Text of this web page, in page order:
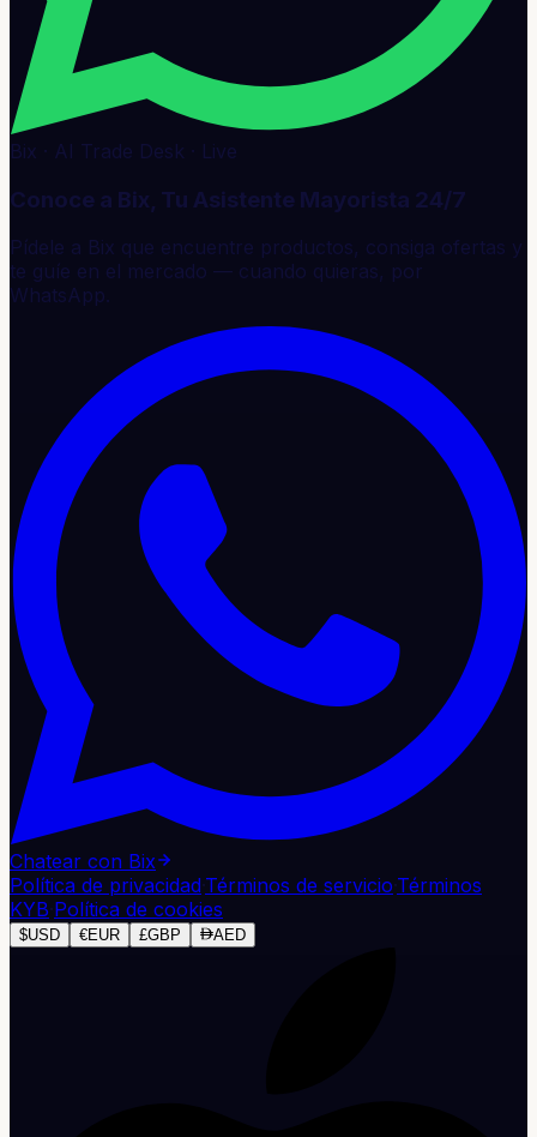
Bix · AI Trade Desk · Live
Conoce a Bix, Tu Asistente Mayorista 24/7
Pídele a Bix que encuentre productos, consiga ofertas y
te guíe en el mercado — cuando quieras, por
WhatsApp.
Chatear con Bix
Política de privacidad·Términos de servicio·Términos
KYB·Política de cookies
$USD €EUR £GBP AED